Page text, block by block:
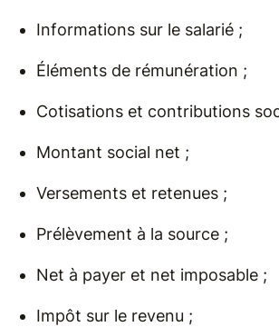
Informations sur le salarié ;
Éléments de rémunération ;
Cotisations et contributions
Montant social net ;
Versements et retenues ;
Prélèvement à la source ;
Net à payer et net imposable ;
Impôt sur le revenu ;